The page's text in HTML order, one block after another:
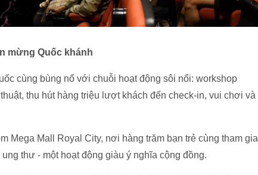
mừng Quốc khánh
cùng bùng nổ với chuỗi hoạt động sôi nổi: workshop
thu hút hàng triệu lượt khách đến check-in, vui chơi và
Mega Mall Royal City, nơi hàng trăm bạn trẻ cùng tham gia
thư - một hoạt động giàu ý nghĩa cộng đồng.